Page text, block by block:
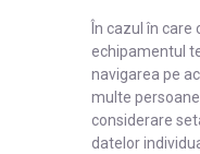
În cazul în care
echipamentul
navigarea pe
multe
considerare
datelor